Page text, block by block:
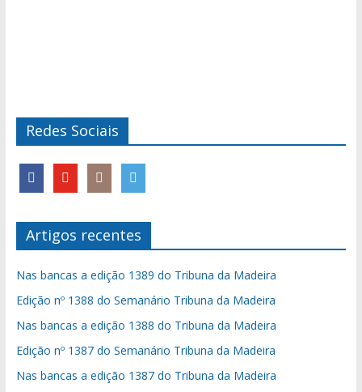
Redes Sociais
Artigos recentes
Nas bancas a edição 1389 do Tribuna da Madeira
Edição nº 1388 do Semanário Tribuna da Madeira
Nas bancas a edição 1388 do Tribuna da Madeira
Edição nº 1387 do Semanário Tribuna da Madeira
Nas bancas a edição 1387 do Tribuna da Madeira